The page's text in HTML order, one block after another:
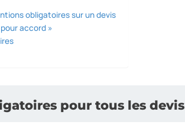
obligatoires sur un devis
accord »
pour tous les devis